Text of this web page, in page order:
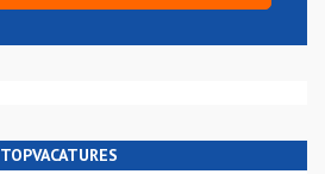
TOPVACATURES